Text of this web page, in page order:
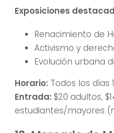
Exposiciones
Renacimiento de
Activismo y
Evolución urbana
Horario: Todos los días
Entrada: $20 adultos,
estudiantes/mayores